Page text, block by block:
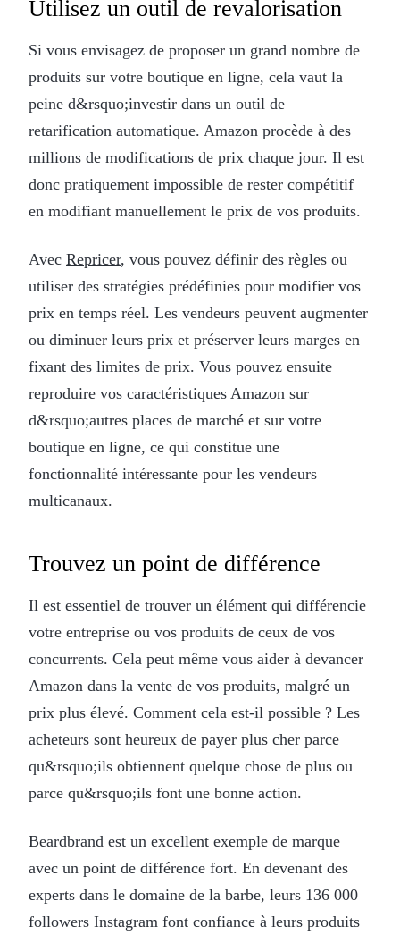
Utilisez un outil de revalorisation
Si vous envisagez de proposer un grand nombre de
produits sur votre boutique en ligne, cela vaut la
peine d&rsquo;investir dans un outil de
retarification automatique. Amazon procède à des
millions de modifications de prix chaque jour. Il est
donc pratiquement impossible de rester compétitif
en modifiant manuellement le prix de vos produits.
Avec Repricer, vous pouvez définir des règles ou
utiliser des stratégies prédéfinies pour modifier vos
prix en temps réel. Les vendeurs peuvent augmenter
ou diminuer leurs prix et préserver leurs marges en
fixant des limites de prix. Vous pouvez ensuite
reproduire vos caractéristiques Amazon sur
d&rsquo;autres places de marché et sur votre
boutique en ligne, ce qui constitue une
fonctionnalité intéressante pour les vendeurs
multicanaux.
Trouvez un point de différence
Il est essentiel de trouver un élément qui différencie
votre entreprise ou vos produits de ceux de vos
concurrents. Cela peut même vous aider à devancer
Amazon dans la vente de vos produits, malgré un
prix plus élevé. Comment cela est-il possible ? Les
acheteurs sont heureux de payer plus cher parce
qu&rsquo;ils obtiennent quelque chose de plus ou
parce qu&rsquo;ils font une bonne action.
Beardbrand est un excellent exemple de marque
avec un point de différence fort. En devenant des
experts dans le domaine de la barbe, leurs 136 000
followers Instagram font confiance à leurs produits